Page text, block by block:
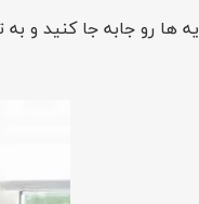
ها رو جابه جا کنید و